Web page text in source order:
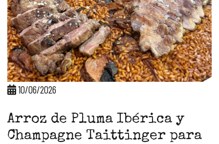
10/06/2026
Arroz de Pluma Ibérica y
Champagne Taittinger para